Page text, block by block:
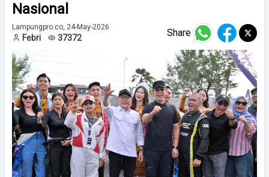
Nasional
Lampungpro.co, 24-May-2026
Febri 37372 Share